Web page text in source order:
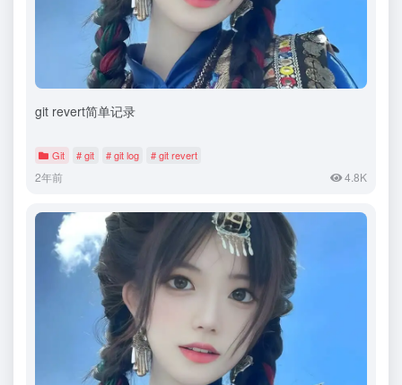
git revert简单记录
Git # git # git log # git revert
2年前 4.8K